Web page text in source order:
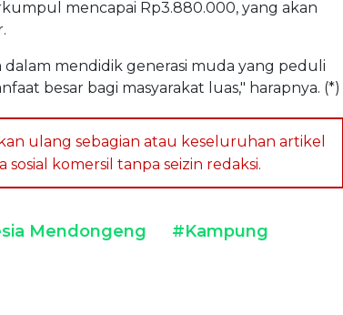
mencapai Rp3.880.000, yang akan
mendidik generasi muda yang peduli
besar bagi masyarakat luas," harapnya. (*)
ulang sebagian atau keseluruhan artikel
komersil tanpa seizin redaksi.
Mendongeng #Kampung